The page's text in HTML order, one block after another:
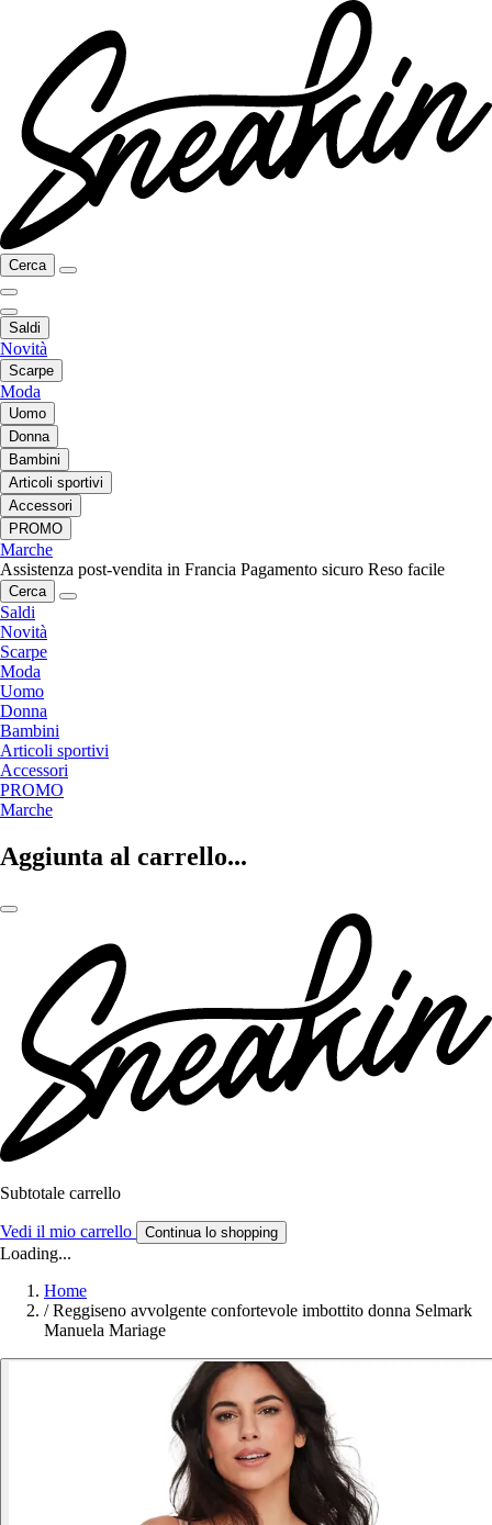
Cerca
Saldi
Novità
Scarpe
Moda
Uomo
Donna
Bambini
Articoli sportivi
Accessori
PROMO
Marche
Assistenza post-vendita in Francia Pagamento sicuro Reso facile
Cerca
Saldi
Novità
Scarpe
Moda
Uomo
Donna
Bambini
Articoli sportivi
Accessori
PROMO
Marche
Aggiunta al carrello...
Subtotale carrello
Vedi il mio carrello Continua lo shopping
Loading...
Home
/ Reggiseno avvolgente confortevole imbottito donna Selmark
Manuela Mariage